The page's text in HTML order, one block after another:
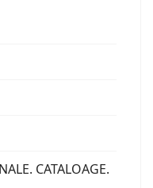
CATALOAGE.